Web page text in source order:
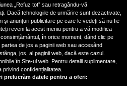
ale căror dorințe devin
pe 29 ianuarie 2025. Vezi
te afli printre cei norocoși
„Refuz tot” sau retragându-vă
Dacă tehnologiile de urmărire sunt dezactivate,
și anunțuri publicitare pe care le vedeți să nu fie
reveni la acest meniu pentru a vă modifica
în orice moment, dând clic pe
partea de jos a paginii web sau accesând
jos, al paginii web, dacă este cazul.
în Site-ul web. Pentru detalii suplimentare,
confidențialitatea.
prelucrăm datele pentru a oferi: